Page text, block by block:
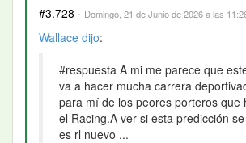
#3.728 · Domingo, 21 de Junio de 2026 a las
Wallace dijo:
#respuesta A mi me parece que
va a hacer mucha carrera
para mí de los peores porteros que
el Racing.A ver si esta predicción
es rl nuevo ...